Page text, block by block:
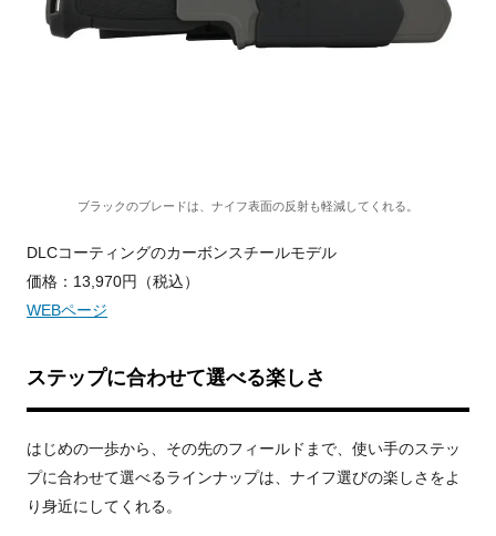
ブラックのブレードは、ナイフ表面の反射も軽減してくれる。
DLCコーティングのカーボンスチールモデル
価格：13,970円（税込）
WEBページ
ステップに合わせて選べる楽しさ
はじめの一歩から、その先のフィールドまで、使い手のステッ
プに合わせて選べるラインナップは、ナイフ選びの楽しさをよ
り身近にしてくれる。